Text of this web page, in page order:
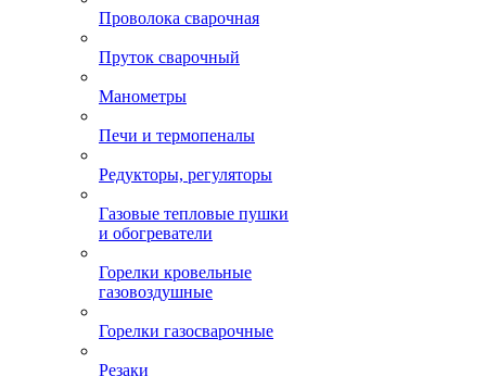
Проволока сварочная
Пруток сварочный
Манометры
Печи и термопеналы
Редукторы, регуляторы
Газовые тепловые пушки
и обогреватели
Горелки кровельные
газовоздушные
Горелки газосварочные
Резаки